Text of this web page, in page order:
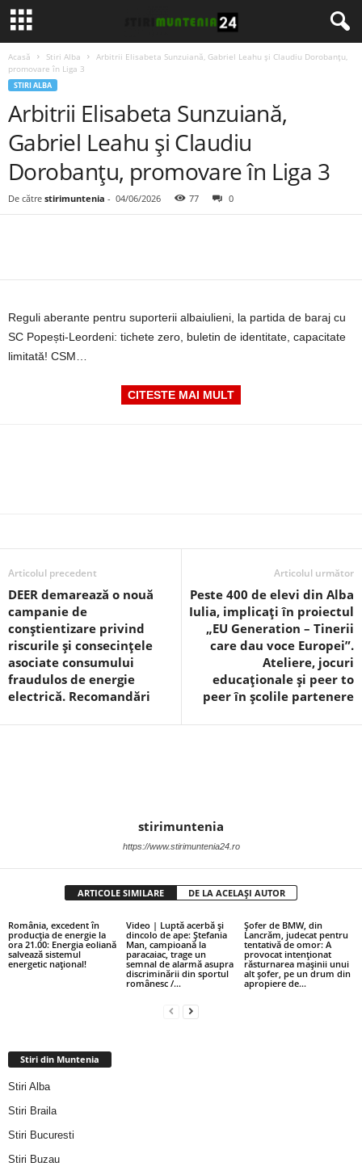
Acasă Stiri Alba
Arbitrii Elisabeta Sunzuiană, Gabriel Leahu și Claudiu Dorobanțu,
promovare în Liga 3
STIRI ALBA
Arbitrii Elisabeta Sunzuiană,
Gabriel Leahu și Claudiu
Dorobanțu, promovare în Liga 3
De către stirimuntenia - 04/06/2026 77 0
Reguli aberante pentru suporterii albaiulieni, la partida de baraj cu
SC Popești-Leordeni: tichete zero, buletin de identitate, capacitate
limitată! CSM…
CITESTE MAI MULT
Articolul precedent
DEER demarează o nouă
campanie de
conștientizare privind
riscurile și consecințele
asociate consumului
fraudulos de energie
electrică. Recomandări
Articolul următor
Peste 400 de elevi din Alba
Iulia, implicați în proiectul
„EU Generation – Tinerii
care dau voce Europei”.
Ateliere, jocuri
educaționale și peer to
peer în școlile partenere
stirimuntenia
https://www.stirimuntenia24.ro
ARTICOLE SIMILARE DE LA ACELAȘI AUTOR
România, excedent în
producția de energie la
ora 21.00: Energia eoliană
salvează sistemul
energetic național!
Video | Luptă acerbă și
dincolo de ape: Ștefania
Man, campioană la
paracaiac, trage un
semnal de alarmă asupra
discriminării din sportul
românesc /...
Șofer de BMW, din
Lancrăm, judecat pentru
tentativă de omor: A
provocat intenționat
răsturnarea mașinii unui
alt șofer, pe un drum din
apropiere de...
Stiri din Muntenia
Stiri Alba
Stiri Braila
Stiri Bucuresti
Stiri Buzau